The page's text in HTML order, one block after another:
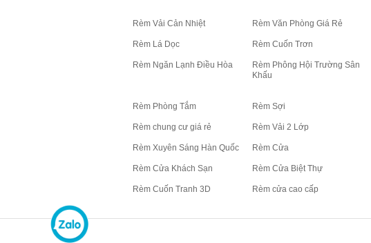
Rèm Vải Cản Nhiệt Rèm Văn Phòng Giá Rẻ
Rèm Lá Dọc Rèm Cuốn Trơn
Rèm Ngăn Lạnh Điều Hòa
Rèm Phông Hội Trường Sân
Khấu
Rèm Phòng Tắm Rèm Sợi
Rèm chung cư giá rẻ Rèm Vải 2 Lớp
Rèm Xuyên Sáng Hàn Quốc Rèm Cửa
Rèm Cửa Khách Sạn Rèm Cửa Biệt Thự
Rèm Cuốn Tranh 3D Rèm cửa cao cấp